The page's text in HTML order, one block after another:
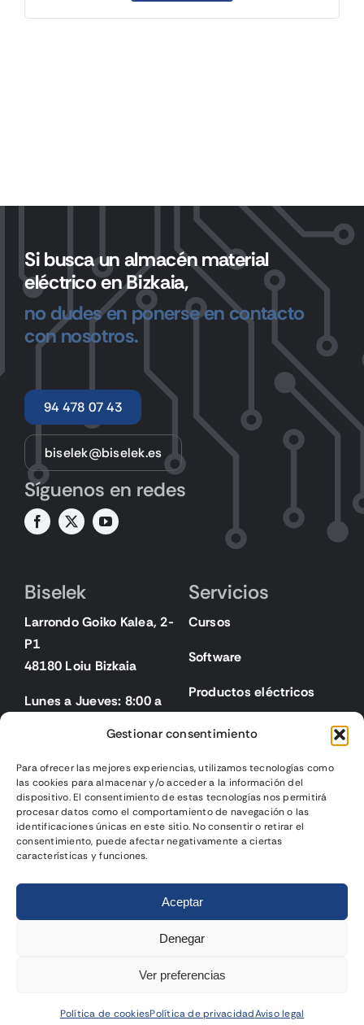
Gestionar consentimiento
Para ofrecer las mejores experiencias, utilizamos tecnologías como
las cookies para almacenar y/o acceder a la información del
dispositivo. El consentimiento de estas tecnologías nos permitirá
procesar datos como el comportamiento de navegación o las
identificaciones únicas en este sitio. No consentir o retirar el
consentimiento, puede afectar negativamente a ciertas
características y funciones.
Aceptar
Denegar
Ver preferencias
Política de cookiesPolítica de privacidadAviso legal
Si busca un almacén material
eléctrico en Bizkaia,
no dudes en ponerse en contacto
con nosotros.
94 478 07 43
biselek@biselek.es
Síguenos en redes
Biselek
Larrondo Goiko Kalea, 2-
P1
48180 Loiu Bizkaia
Lunes a Jueves: 8:00 a
Servicios
Cursos
Software
Productos eléctricos
Legal
Aviso legal
Política de privacidad
Página web diseñadapor
Gurenet Teknologia